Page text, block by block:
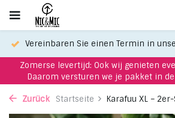
Vereinbaren Sie einen Termin in
Zomerse levertijd: Ook wij genieten
Daarom versturen we je pakket in
Zurück Startseite Karafuu XL –